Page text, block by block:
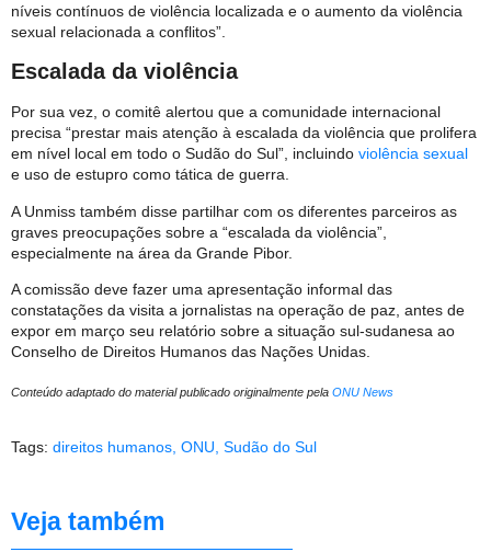
níveis contínuos de violência localizada e o aumento da violência
sexual relacionada a conflitos”.
Escalada da violência
Por sua vez, o comitê alertou que a comunidade internacional
precisa “prestar mais atenção à escalada da violência que prolifera
em nível local em todo o Sudão do Sul”, incluindo violência sexual
e uso de estupro como tática de guerra.
A Unmiss também disse partilhar com os diferentes parceiros as
graves preocupações sobre a “escalada da violência”,
especialmente na área da Grande Pibor.
A comissão deve fazer uma apresentação informal das
constatações da visita a jornalistas na operação de paz, antes de
expor em março seu relatório sobre a situação sul-sudanesa ao
Conselho de Direitos Humanos das Nações Unidas.
Conteúdo adaptado do material publicado originalmente pela ONU News
Tags: direitos humanos ONU Sudão do Sul
Veja também